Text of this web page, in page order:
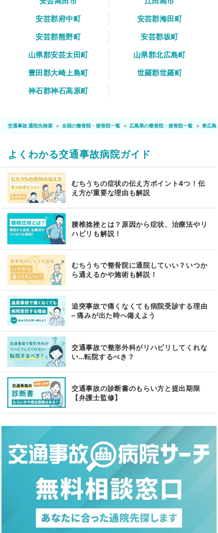
安芸郡府中町
安芸郡海田町
安芸郡熊野町
安芸郡坂町
山県郡安芸太田町
山県郡北広島町
豊田郡大崎上島町
世羅郡世羅町
神石郡神石高原町
交通事故 通院先検索 全国の整骨院・接骨院一覧 広島県の整骨院・接骨院一覧 東広島
よくわかる交通事故病院ガイド
むちうちの症状の伝え方ポイント4つ！伝
え方が重要な理由も解説
腰椎捻挫とは？原因から症状、治療法やリ
ハビリも解説！
むちうちで整骨院に通院していい？いつか
ら通えるかや施術も解説！
追突事故で痛くなくても病院受診する理由
– 痛みが出た時へ備えよう
交通事故で整形外科がリハビリしてくれな
い…転院するべき？
交通事故の診断書のもらい方と提出期限
【弁護士監修】